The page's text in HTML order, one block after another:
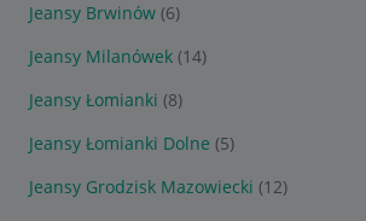
Jeansy Brwinów (6)
Jeansy Milanówek (14)
Jeansy Łomianki (8)
Jeansy Łomianki Dolne (5)
Jeansy Grodzisk Mazowiecki (12)